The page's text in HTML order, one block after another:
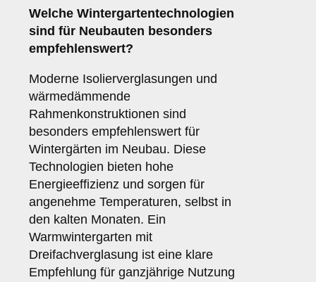
Welche Wintergartentechnologien
sind für Neubauten besonders
empfehlenswert?
Moderne Isolierverglasungen und
wärmedämmende
Rahmenkonstruktionen sind
besonders empfehlenswert für
Wintergärten im Neubau. Diese
Technologien bieten hohe
Energieeffizienz und sorgen für
angenehme Temperaturen, selbst in
den kalten Monaten. Ein
Warmwintergarten mit
Dreifachverglasung ist eine klare
Empfehlung für ganzjährige Nutzung